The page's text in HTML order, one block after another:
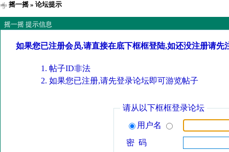
摇一摇» 论坛提示
摇一摇 提示信息
如果您已注册会员,请直接在底下框框登陆,如还没注册请先
帖子ID非法
如果您已注册,请先登录论坛即可游览帖子
请从以下框框登录论坛
用户名
密 码